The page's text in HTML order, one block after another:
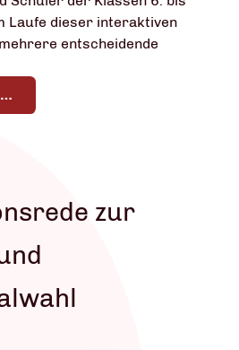
Laufe dieser interaktiven
entscheidende
zur